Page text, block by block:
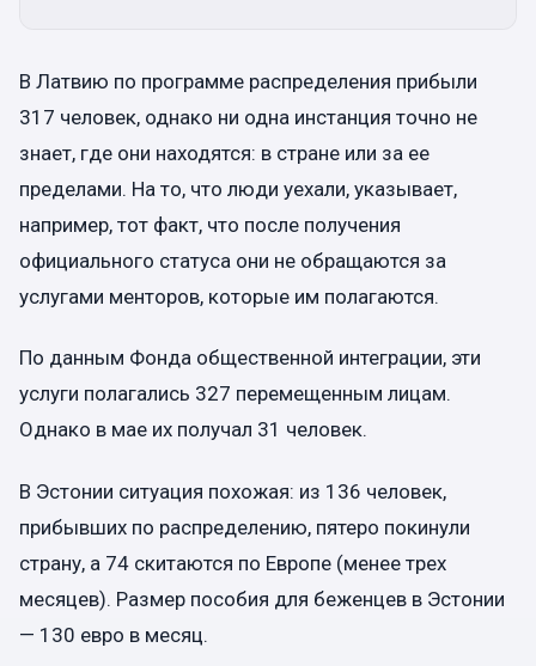
В Латвию по программе распределения прибыли
317 человек, однако ни одна инстанция точно не
знает, где они находятся: в стране или за ее
пределами. На то, что люди уехали, указывает,
например, тот факт, что после получения
официального статуса они не обращаются за
услугами менторов, которые им полагаются.
По данным Фонда общественной интеграции, эти
услуги полагались 327 перемещенным лицам.
Однако в мае их получал 31 человек.
В Эстонии ситуация похожая: из 136 человек,
прибывших по распределению, пятеро покинули
страну, а 74 скитаются по Европе (менее трех
месяцев). Размер пособия для беженцев в Эстонии
— 130 евро в месяц.